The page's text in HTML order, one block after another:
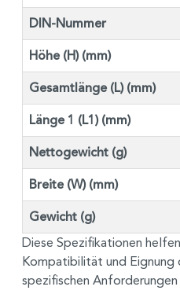
DIN-Nummer
Höhe (H) (mm)
Gesamtlänge (L) (mm)
Länge 1 (L1) (mm)
Nettogewicht (g)
Breite (W) (mm)
Gewicht (g)
Diese Spezifikationen
Kompatibilität und Eignung
spezifischen